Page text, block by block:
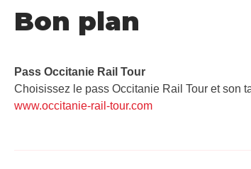
Bon plan
Pass Occitanie Rail Tour​
Choisissez le pass Occitanie Rail Tour et son
www.occitanie-rail-tour.com